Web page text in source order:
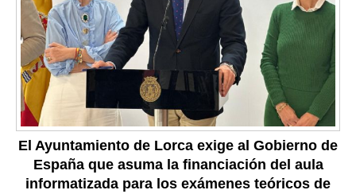
El Ayuntamiento de Lorca exige al Gobierno de
España que asuma la financiación del aula
informatizada para los exámenes teóricos de